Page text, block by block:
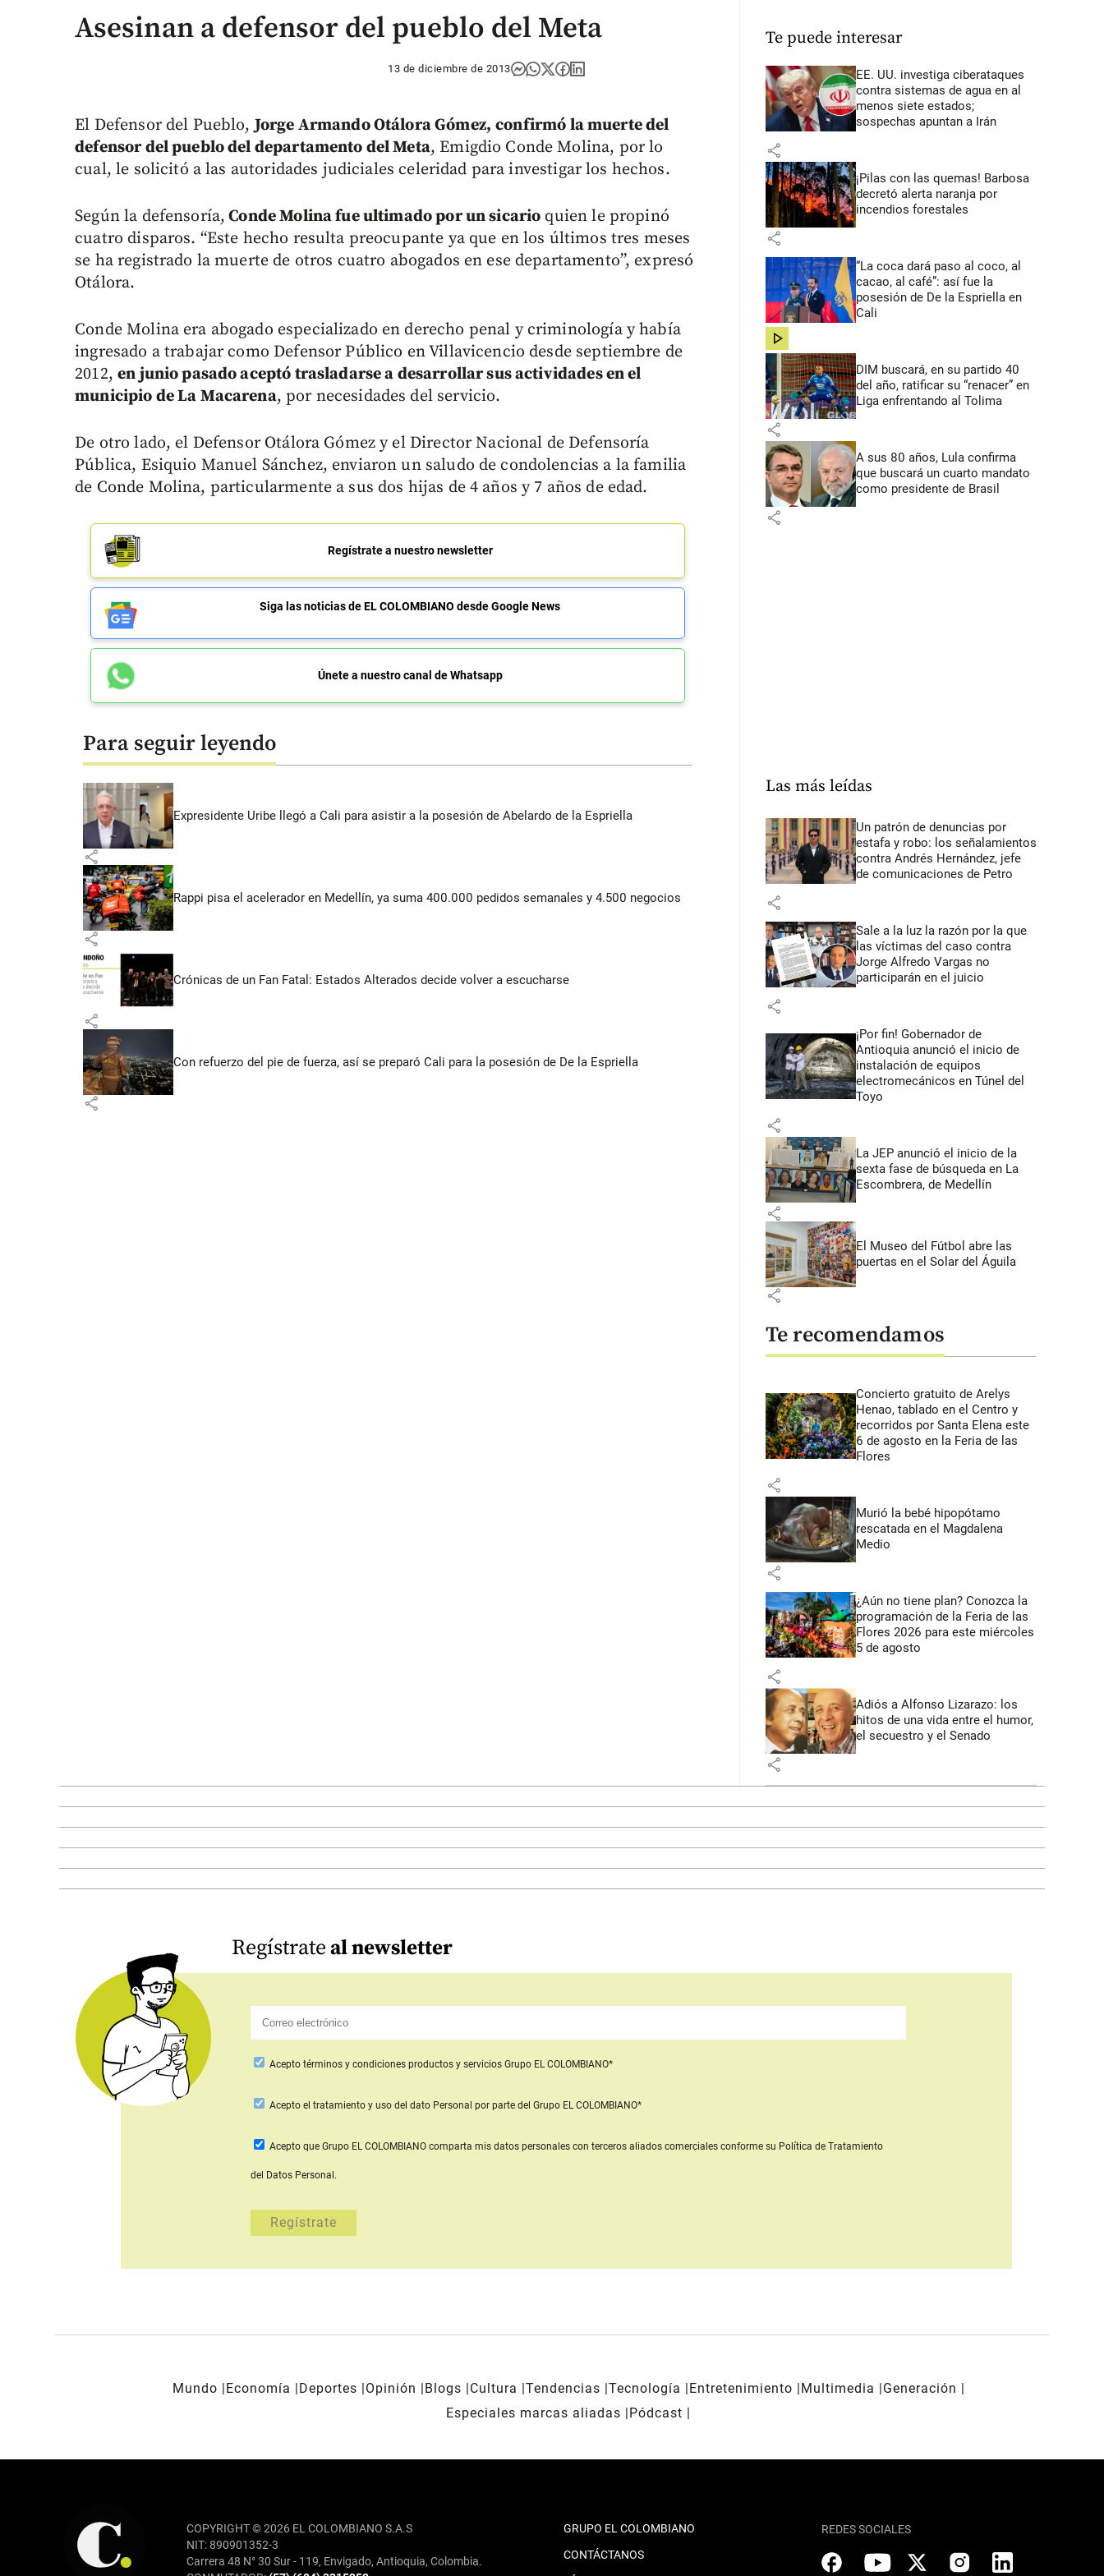
Asesinan a defensor del pueblo del Meta
13 de diciembre de 2013
El Defensor del Pueblo,Jorge Armando Otálora Gómez, confirmó la muerte del
defensor del pueblo del departamento del Meta, Emigdio Conde Molina, por lo
cual, le solicitó a las autoridades judiciales celeridad para investigar los hechos.
Según la defensoría, Conde Molina fue ultimado por un sicario quien le propinó
cuatro disparos. “Este hecho resulta preocupante ya que en los últimos tres meses
se ha registrado la muerte de otros cuatro abogados en ese departamento”, expresó
Otálora.
Conde Molina era abogado especializado en derecho penal y criminología y había
ingresado a trabajar como Defensor Público en Villavicencio desde septiembre de
2012,en junio pasado aceptó trasladarse a desarrollar sus actividades en el
municipio de La Macarena, por necesidades del servicio.
De otro lado, el Defensor Otálora Gómez y el Director Nacional de Defensoría
Pública, Esiquio Manuel Sánchez, enviaron un saludo de condolencias a la familia
de Conde Molina, particularmente a sus dos hijas de 4 años y 7 años de edad.
Regístrate a nuestro newsletter
Siga las noticias de EL COLOMBIANO desde Google News
Únete a nuestro canal de Whatsapp
Para seguir leyendo
Expresidente Uribe llegó a Cali para asistir a la posesión de Abelardo de la Espriella
share
Rappi pisa el acelerador en Medellín, ya suma 400.000 pedidos semanales y 4.500 negocios
share
Crónicas de un Fan Fatal: Estados Alterados decide volver a escucharse
share
Con refuerzo del pie de fuerza, así se preparó Cali para la posesión de De la Espriella
share
Te puede interesar
EE. UU. investiga ciberataques
contra sistemas de agua en al
menos siete estados;
sospechas apuntan a Irán
share
¡Pilas con las quemas! Barbosa
decretó alerta naranja por
incendios forestales
share
“La coca dará paso al coco, al
cacao, al café”: así fue la
posesión de De la Espriella en
Cali
share
DIM buscará, en su partido 40
del año, ratificar su “renacer” en
Liga enfrentando al Tolima
share
A sus 80 años, Lula confirma
que buscará un cuarto mandato
como presidente de Brasil
share
Las más leídas
Un patrón de denuncias por
estafa y robo: los señalamientos
contra Andrés Hernández, jefe
de comunicaciones de Petro
share
Sale a la luz la razón por la que
las víctimas del caso contra
Jorge Alfredo Vargas no
participarán en el juicio
share
¡Por fin! Gobernador de
Antioquia anunció el inicio de
instalación de equipos
electromecánicos en Túnel del
Toyo
share
La JEP anunció el inicio de la
sexta fase de búsqueda en La
Escombrera, de Medellín
share
El Museo del Fútbol abre las
puertas en el Solar del Águila
share
Te recomendamos
Concierto gratuito de Arelys
Henao, tablado en el Centro y
recorridos por Santa Elena este
6 de agosto en la Feria de las
Flores
share
Murió la bebé hipopótamo
rescatada en el Magdalena
Medio
share
¿Aún no tiene plan? Conozca la
programación de la Feria de las
Flores 2026 para este miércoles
5 de agosto
share
Adiós a Alfonso Lizarazo: los
hitos de una vida entre el humor,
el secuestro y el Senado
share
Regístrateal newsletter
Acepto términos y condiciones productos y servicios Grupo EL COLOMBIANO*
Aceptoel tratamiento y uso del dato Personal por parte del Grupo EL COLOMBIANO*
Acepto que Grupo EL COLOMBIANO comparta mis datos personales con terceros aliados comercialesconforme su Política de Tratamiento
del Datos Personal.
Mundo Economía Deportes Opinión Blogs Cultura Tendencias Tecnología Entretenimiento Multimedia
Generación
Especiales marcas aliadas
Pódcast
COPYRIGHT © 2026 EL COLOMBIANO S.A.S
NIT: 890901352-3
Carrera 48 N° 30 Sur - 119, Envigado, Antioquia, Colombia.
GRUPO EL COLOMBIANO
CONTÁCTANOS
REDES SOCIALES